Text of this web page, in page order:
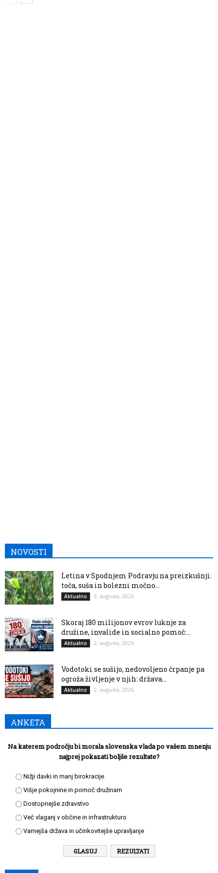
NOVOSTI
Letina v Spodnjem Podravju na preizkušnji:
toča, suša in bolezni močno...
Aktualno 3. avgusta, 2026
Skoraj 180 milijonov evrov luknje za
družine, invalide in socialno pomoč:...
Aktualno 2. avgusta, 2026
Vodotoki se sušijo, nedovoljeno črpanje pa
ogroža življenje v njih: država...
Aktualno 2. avgusta, 2026
ANKETA
Na katerem področju bi morala slovenska vlada po vašem mnenju
najprej pokazati boljše rezultate?
Nižji davki in manj birokracije
Višje pokojnine in pomoč družinam
Dostopnejše zdravstvo
Več vlaganj v občine in infrastrukturo
Varnejša država in učinkovitejše upravljanje
REZULTATI